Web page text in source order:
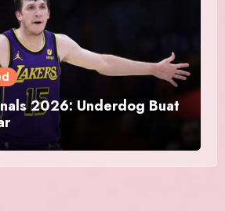
2026: Underdog Buat